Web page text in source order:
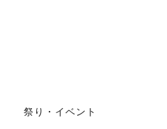
祭り・イベント